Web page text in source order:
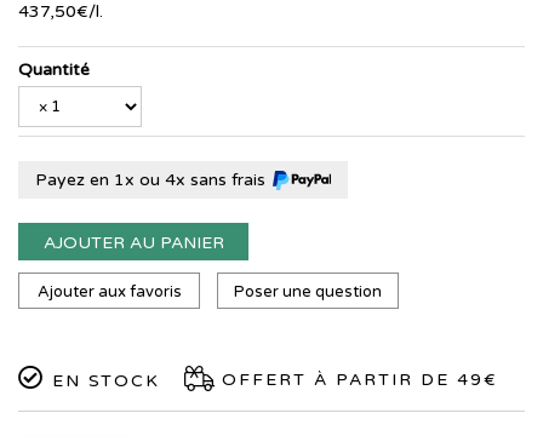
437,50€/l.
Quantité
Payez en 1x ou 4x sans frais
AJOUTER AU PANIER
Ajouter aux favoris Poser une question
EN STOCK OFFERT À PARTIR DE 49€